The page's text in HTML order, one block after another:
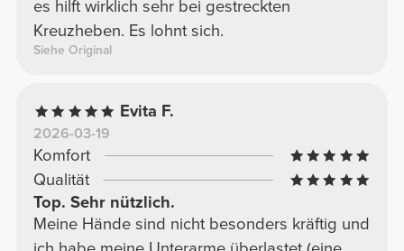
es hilft wirklich sehr bei gestreckten
Kreuzheben. Es lohnt sich.
Siehe Original
Evita F.
2026-03-19
Komfort
Qualität
Top. Sehr nützlich.
Meine Hände sind nicht besonders kräftig und